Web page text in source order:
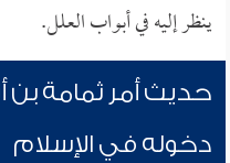
ينظر إليه في أبواب العلل.
حديث أمر ثمامة بن
دخوله في الإسلام